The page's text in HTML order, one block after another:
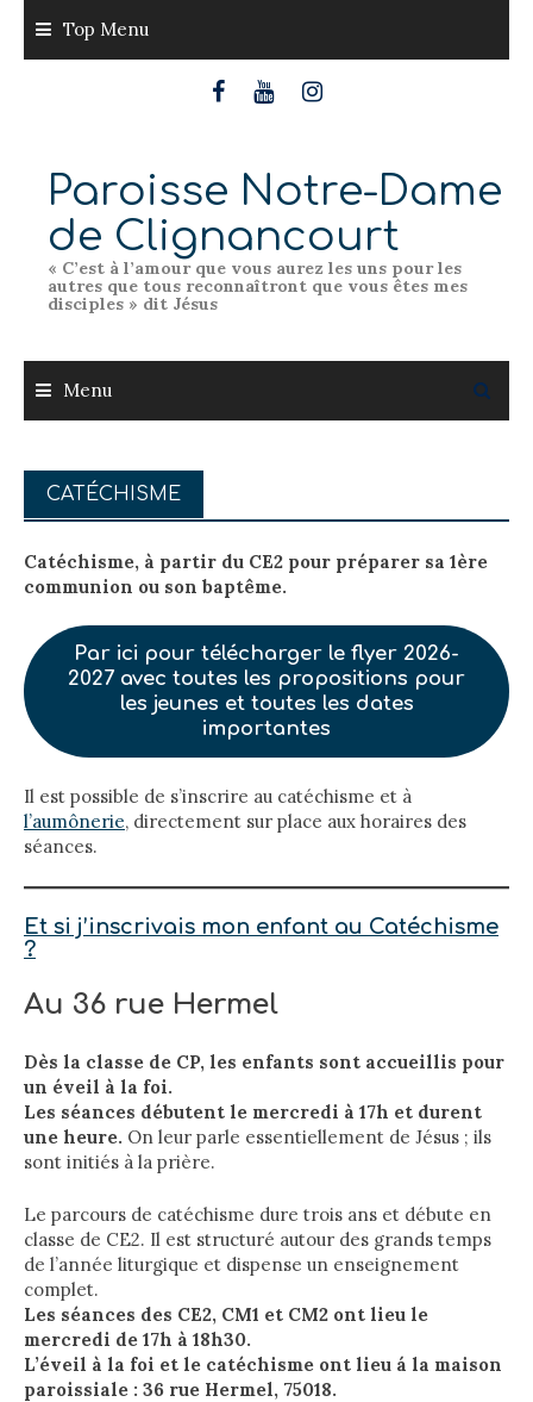
content
Top Menu
Paroisse Notre-Dame
de Clignancourt
« C’est à l’amour que vous aurez les uns pour les
autres que tous reconnaîtront que vous êtes mes
disciples » dit Jésus
Menu
CATÉCHISME
Catéchisme, à partir du CE2 pour préparer sa 1ère
communion ou son baptême.
Par ici pour télécharger le flyer 2026-
2027 avec toutes les propositions pour
les jeunes et toutes les dates
importantes
Il est possible de s’inscrire au catéchisme et à
l’aumônerie, directement sur place aux horaires des
séances.
Et si j’inscrivais mon enfant au Catéchisme
?
Au 36 rue Hermel
Dès la classe de CP, les enfants sont accueillis pour
un éveil à la foi.
Les séances débutent le mercredi à 17h et durent
une heure. On leur parle essentiellement de Jésus ; ils
sont initiés à la prière.
Le parcours de catéchisme dure trois ans et débute en
classe de CE2. Il est structuré autour des grands temps
de l’année liturgique et dispense un enseignement
complet.
Les séances des CE2, CM1 et CM2 ont lieu le
mercredi de 17h à 18h30.
L’éveil à la foi et le catéchisme ont lieu á la maison
paroissiale : 36 rue Hermel, 75018.